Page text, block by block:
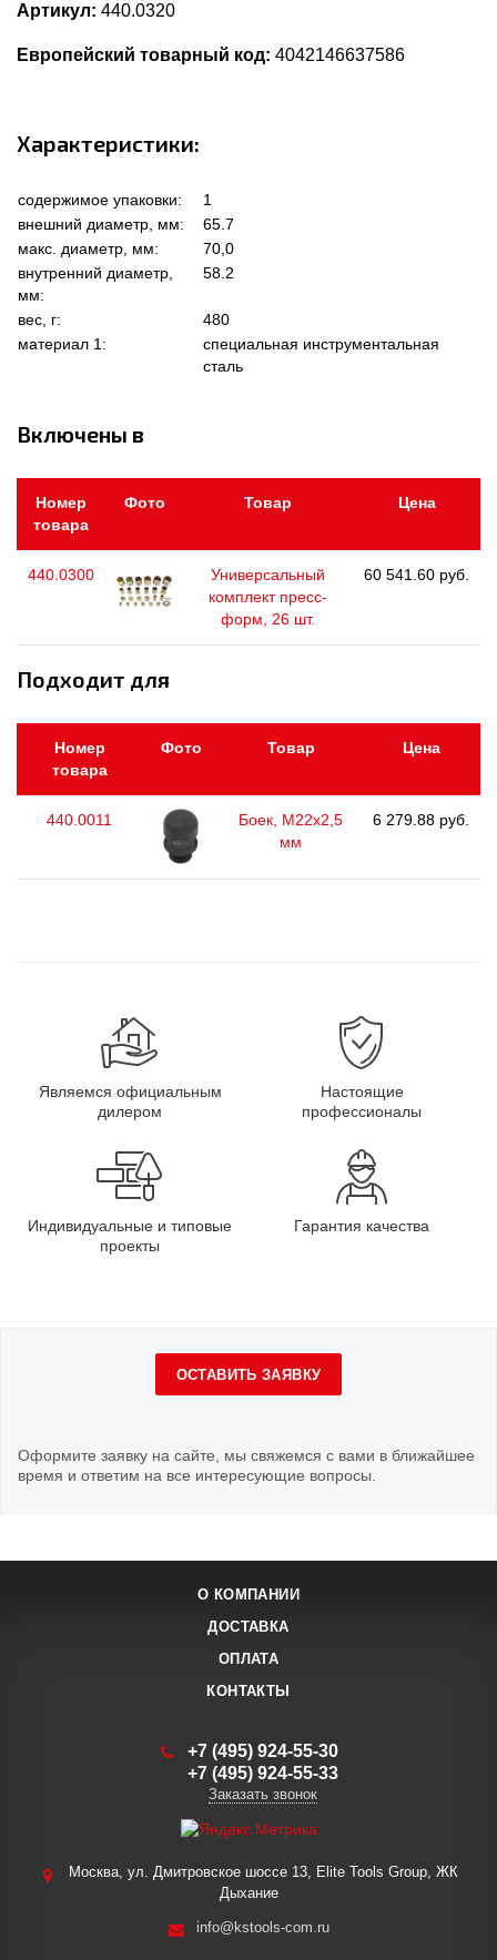
Артикул: 440.0320
Европейский товарный код: 4042146637586
Характеристики:
содержимое упаковки:
1
внешний диаметр, мм:
65.7
макс. диаметр, мм:
70,0
внутренний диаметр,
мм:
58.2
вес, г:
480
материал 1:
специальная инструментальная
сталь
Включены в
Номер
товара
Фото Товар Цена
440.0300
Универсальный
комплект пресс-
форм, 26 шт.
60 541.60 руб.
Подходит для
Номер
товара
Фото Товар Цена
440.0011
Боек, М22х2,5
мм
6 279.88 руб.
Являемся официальным
дилером
Настоящие
профессионалы
Индивидуальные и типовые
проекты
Гарантия качества
ОСТАВИТЬ ЗАЯВКУ
Оформите заявку на сайте, мы свяжемся с вами в ближайшее
время и ответим на все интересующие вопросы.
О КОМПАНИИ
ДОСТАВКА
ОПЛАТА
КОНТАКТЫ
+7 (495) 924-55-30
+7 (495) 924-55-33
Заказать звонок
Москва, ул. Дмитровское шоссе 13, Elite Tools Group, ЖК
Дыхание
info@kstools-com.ru